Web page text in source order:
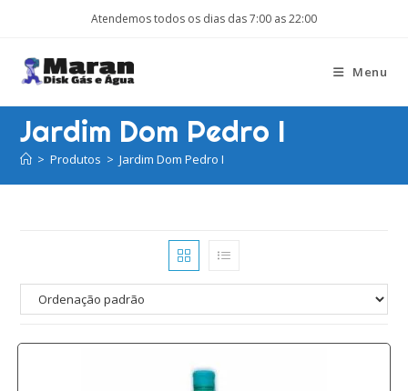
conteúdo
Atendemos todos os dias das 7:00 as 22:00
Menu
Jardim Dom Pedro I
> Produtos > Jardim Dom Pedro I